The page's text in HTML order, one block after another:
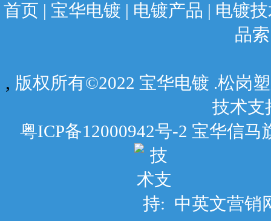
首页 | 宝华电镀 | 电镀产品 | 电镀
品
, 版权所有©2022 宝华电镀 .松岗
技术支
粤ICP备12000942号-2 宝华信
中英文营销